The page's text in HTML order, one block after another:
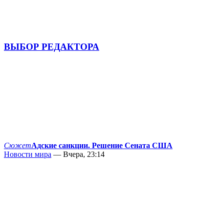
ВЫБОР РЕДАКТОРА
СюжетАдские санкции. Решение Сената США
Новости мира — Вчера, 23:14